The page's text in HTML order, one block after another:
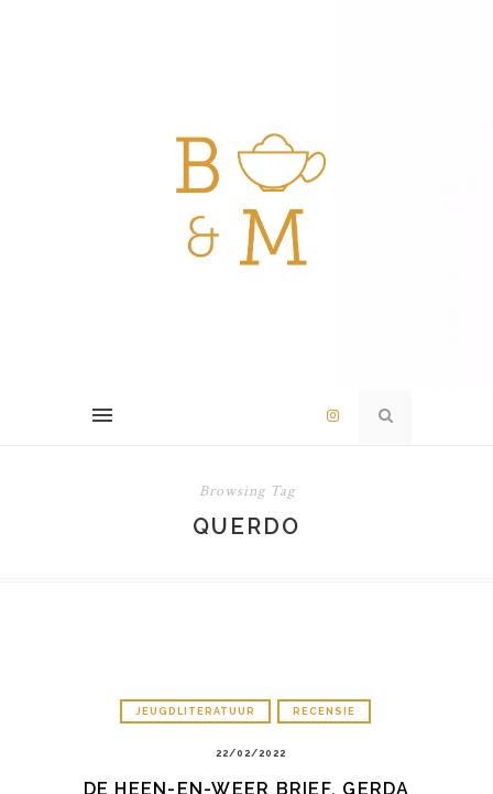
Browsing Tag
QUERDO
JEUGDLITERATUUR RECENSIE
22/02/2022
DE HEEN-EN-WEER BRIEF, GERDA